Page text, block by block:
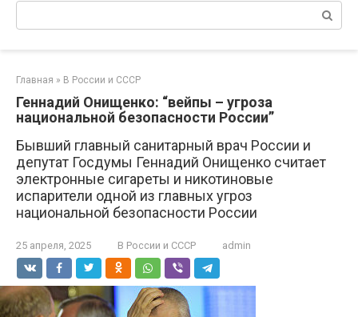
Поиск:
Главная » В России и СССР
Геннадий Онищенко: “вейпы – угроза
национальной безопасности России”
Бывший главный санитарный врач России и
депутат Госдумы Геннадий Онищенко считает
электронные сигареты и никотиновые
испарители одной из главных угроз
национальной безопасности России
25 апреля, 2025 В России и СССР admin